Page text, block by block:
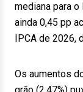
mediana para o
ainda 0,45 pp
IPCA de 2026,
Os aumentos